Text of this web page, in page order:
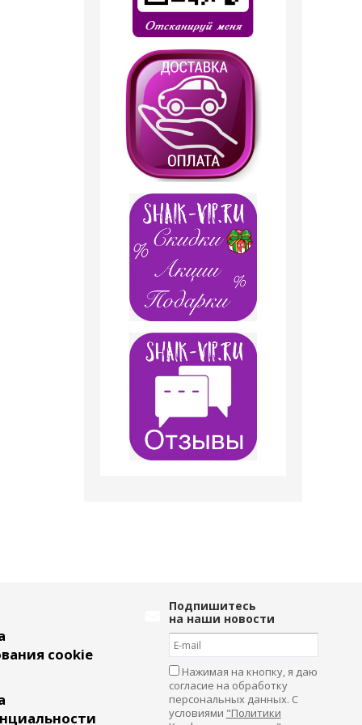
cookie
Подпишитесь
на наши новости
Нажимая на кнопку, я даю
согласие на обработку
персональных данных. С
условиями "Политики